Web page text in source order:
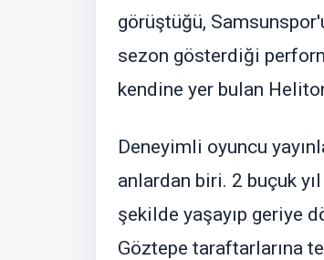
görüştüğü,
sezon gösterdiği
kendine yer bulan
Deneyimli oyuncu
anlardan biri. 2 buçuk
şekilde yaşayıp geriye
Göztepe taraftarlarına